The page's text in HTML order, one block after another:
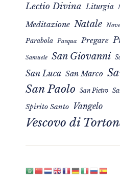
Lectio Divina Liturgia
Meditazione Natale
Parabola Pasqua Pregare
Samuele San Giovanni
San Luca San Marco
San Paolo San Pietro
Spirito Santo Vangelo
Vescovo di